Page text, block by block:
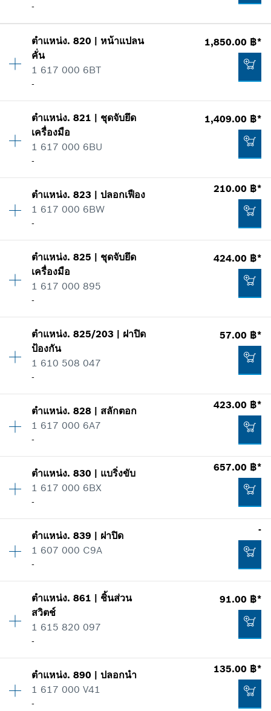
515.00 ฿*
*ราคาทั้งหมดไม่รวมภาษีมูลค่าเพิ่ม
-
ปริมาณ 1
ราคากลุ่ม
ข้อมูลชิ้นส่วนอะไหล่
แสดงในรูป
69.00 ฿*
*ราคาทั้งหมดไม่รวมภาษีมูลค่าเพิ่ม
ตำแหน่ง.820 | หน้าแปลน
คั่น
1 617 000 6BT
-
1,850.00 ฿*
ปริมาณ 1
ราคากลุ่ม
ข้อมูลชิ้นส่วนอะไหล่
แสดงในรูป
1,850.00 ฿*
ตำแหน่ง.821 | ชุดจับยึด
เครื่องมือ
1 617 000 6BU
-
1,409.00 ฿*
ปริมาณ 1
ราคากลุ่ม: 41
รายการการใช้
แสดงในรูป
1,409.00 ฿*
ตำแหน่ง.823 |ปลอกเฟือง
1 617 000 6BW
-
210.00 ฿*
ปริมาณ 1
ราคากลุ่ม
ข้อมูลชิ้นส่วนอะไหล่
แสดงในรูป
210.00 ฿*
ราคาทั้งหมดไม่รวมภาษีมูลค่าเพิ่ม
ตำแหน่ง.825 | ชุดจับยึด
เครื่องมือ
1 617 000 895
-
424.00 ฿*
ปริมาณ 1
ราคากลุ่ม
ข้อมูลชิ้นส่วนอะไหล่
แสดงในรูป
424.00 ฿*
เพิ่มในตะกร้าสินค้า
ตำแหน่ง.825/203 | ฝาปิด
ป้องกัน
1 610 508 047
-
57.00 ฿*
ปริมาณ 1
ราคากลุ่ม: 12
รายการการใช้
แสดงในรูป
57.00 ฿*
ตำแหน่ง.828 | สลักตอก
1 617 000 6A7
-
423.00 ฿*
ปริมาณ 1
ราคากลุ่ม: 38
รายการการใช้
แสดงในรูป
423.00 ฿*
เพิ่มในตะกร้าสินค้า
ตำแหน่ง.830 | แบริ่งขับ
1 617 000 6BX
-
657.00 ฿*
ปริมาณ 1
ราคากลุ่ม: 35
รายการการใช้
แสดงในรูป
657.00 ฿*
ตำแหน่ง.839 | ฝาปิด
1 607 000 C9A
-
-
ปริมาณ 1
ราคากลุ่ม
ข้อมูลชิ้นส่วนอะไหล่
แสดงในรูป
ตำแหน่ง.861 | ชิ้นส่วน
สวิตช์
1 615 820 097
-
91.00 ฿*
ปริมาณ 1
ราคากลุ่ม: 17
ตำแหน่ง.890 |ปลอกนำ
1 617 000 V41
-
135.00 ฿*